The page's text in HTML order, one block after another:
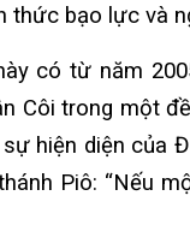
thức bạo lực và
có từ năm
Côi trong một
hiện diện của
Piô: “Nếu